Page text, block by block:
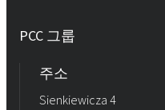
PCC 그룹
주소
Sienkiewicza 4